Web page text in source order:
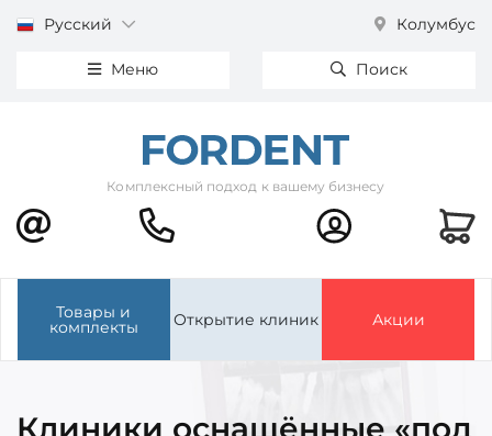
Русский Колумбус
Меню Поиск
Комплексный подход к вашему бизнесу
Товары и
комплекты Открытие клиник Акции
Клиники оснащённые «под